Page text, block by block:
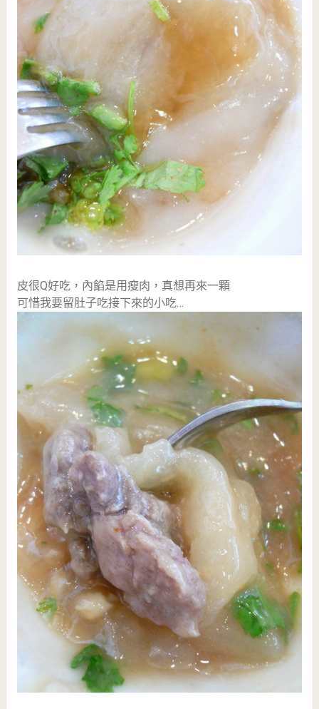
皮很Q好吃，內餡是用瘦肉，真想再來一顆
可惜我要留肚子吃接下來的小吃…